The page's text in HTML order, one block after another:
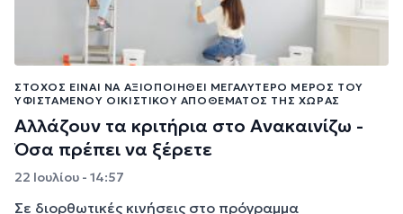
ΣΤΌΧΟΣ ΕΊΝΑΙ ΝΑ ΑΞΙΟΠΟΙΗΘΕΊ ΜΕΓΑΛΎΤΕΡΟ ΜΈΡΟΣ ΤΟΥ
ΥΦΙΣΤΆΜΕΝΟΥ ΟΙΚΙΣΤΙΚΟΎ ΑΠΟΘΈΜΑΤΟΣ ΤΗΣ ΧΏΡΑΣ
Αλλάζουν τα κριτήρια στο Ανακαινίζω -
Όσα πρέπει να ξέρετε
22 Ιουλίου - 14:57
Σε διορθωτικές κινήσεις στο πρόγραμμα